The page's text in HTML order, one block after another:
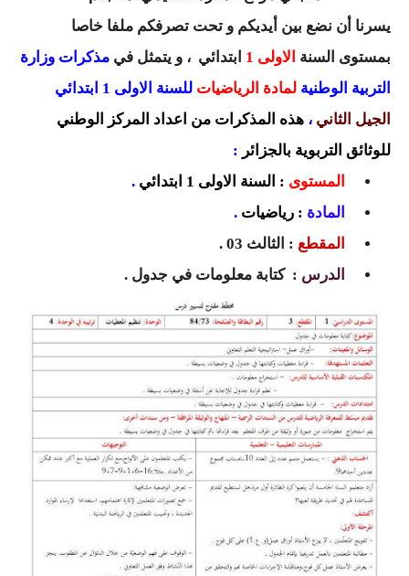
السنة الاولى متوسط
السنة الثانية متوسط
السنة الثالثة متوسط
شهادة التعليم المتوسط
محفظة الأستاذ
بنك مذكرات الاستاذ
بنك التوزيعات الشهرية
دفاتر استاذ التعليم الابتدائي
المسابقات المهنية
البحوث الجاهزة
بحوث اللغة العربية
بحوث الرياضيات
يسرنا أن نضع بين أيديكم و تحت تصرفكم ملفا خاصا
بمستوى السنة الاولى 1 ابتدائي ، و يتمثل في مذكرات وزارة
التربية الوطنية لمادة الرياضيات للسنة الاولى 1 ابتدائي
الجيل الثاني ، هذه المذكرات من اعداد المركز الوطني
للوثائق التربوية بالجزائر :
المستوى : السنة الاولى 1 ابتدائي
.
المادة : رياضيات .
المقطع : الثالث 03 .
الدرس : كتابة معلومات في جدول .